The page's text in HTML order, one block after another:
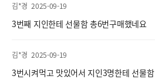
김*경 2025-09-19
3번째 지인한테 선물함 총6번구매했네요
김*경 2025-09-19
3번시켜먹고 맛있어서 지인3명한테 선물함